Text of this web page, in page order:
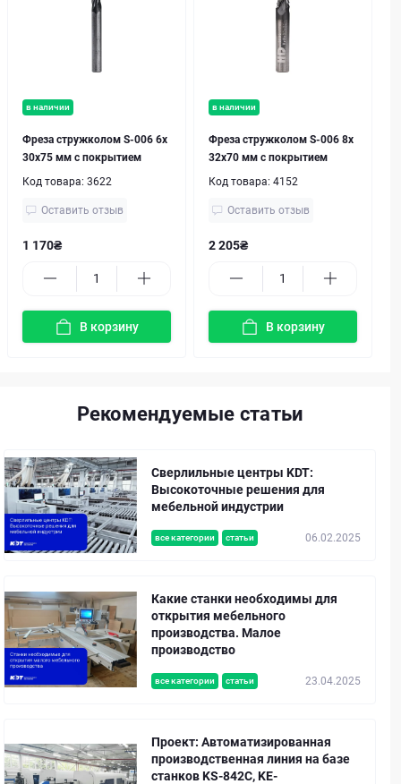
в наличии
Фреза стружколом S-006 6х
30х75 мм с покрытием
Код товара: 3622
Оставить отзыв
1 170₴
В корзину
в наличии
Фреза стружколом S-006 8х
32х70 мм с покрытием
Код товара: 4152
Оставить отзыв
2 205₴
В корзину
Рекомендуемые статьи
все категории статьи 06.02.2025
Сверлильные центры KDT:
Высокоточные решения для
мебельной индустрии
все категории статьи 23.04.2025
Какие станки необходимы для
открытия мебельного
производства. Малое
производство
Проект: Автоматизированная
производственная линия на базе
станков KS-842C, KE-